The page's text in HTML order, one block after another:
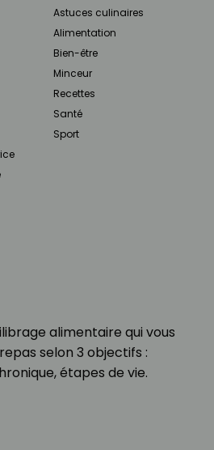
alimentaire qui vous
selon 3 objectifs :
étapes de vie.
Astuces culinaires
Alimentation
Bien-être
Minceur
Recettes
Santé
Sport